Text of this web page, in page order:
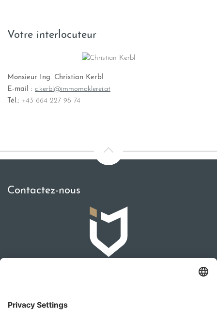
Votre interlocuteur
Monsieur Ing. Christian Kerbl
E-mail : c.kerbl@immomaklerei.at
Tél.: +43 664 227 98 74
Contactez-nous
Franz-Josef-Straße 2, 4540 Bad Hall